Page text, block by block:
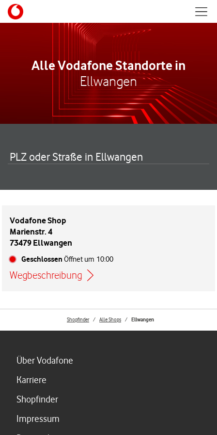
Skip to content
Alle Vodafone Standorte in
Ellwangen
PLZ oder Straße in Ellwangen
Vodafone Shop
Marienstr. 4
73479 Ellwangen
Geschlossen Öffnet um 10:00
Wegbeschreibung
Link öffnet in einem neuen Tab
Shopfinder Alle Shops Ellwangen
Über Vodafone
Karriere
ShopfinderLink öffnet in einem neuen Tab
Impressum